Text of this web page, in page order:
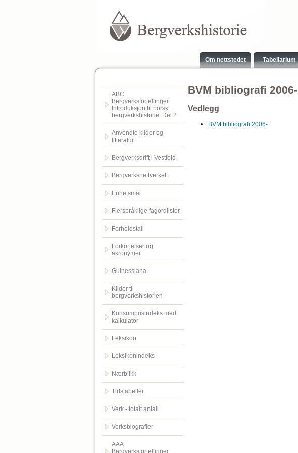
Om nettstedet Tabellarium
ABC.
Bergverksfortellinger.
Introduksjon til norsk
bergverkshistorie. Del 2.
Anvendte kilder og
litteratur
Bergverksdrift i Vestfold
Bergverksnettverket
Enhetsmål
Flerspråklige fagordlister
Forholdstall
Forkortelser og
akronymer
Guinessiana
Kilder til
bergverkshistorien
Konsumprisindeks med
kalkulator
Leksikon
Leksikonindeks
Nærblikk
Tidstabeller
Verk - totalt antall
Verksbiografier
AAA
Bergverksfortellinger.
BVM bibliografi 2006-
Vedlegg
BVM bibliografi 2006-